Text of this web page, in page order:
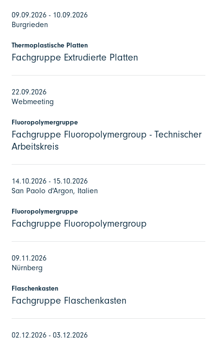
09.09.2026 - 10.09.2026
Burgrieden
Thermoplastische Platten
Fachgruppe Extrudierte Platten
22.09.2026
Webmeeting
Fluoropolymergruppe
Fachgruppe Fluoropolymergroup - Technischer
Arbeitskreis
14.10.2026 - 15.10.2026
San Paolo d'Argon, Italien
Fluoropolymergruppe
Fachgruppe Fluoropolymergroup
09.11.2026
Nürnberg
Flaschenkasten
Fachgruppe Flaschenkasten
02.12.2026 - 03.12.2026